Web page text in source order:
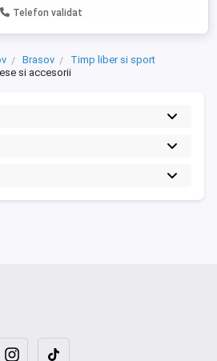
Telefon validat
Brasov
Timp liber si sport
si accesorii